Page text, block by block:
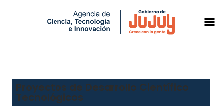
contenido
Proyectos de Desarrollo Científico
Tecnológicos